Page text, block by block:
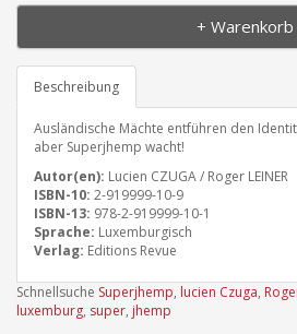
+ Warenkorb
Beschreibung
Ausländische Mächte entführen den
aber Superjhemp wacht!
Autor(en): Lucien CZUGA / Roger LEINER
ISBN-10: 2-919999-10-9
ISBN-13: 978-2-919999-10-1
Sprache: Luxemburgisch
Verlag: Editions Revue
Schnellsuche Superjhemp, lucien Czuga,
luxemburg, super, jhemp